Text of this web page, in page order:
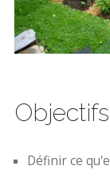
Objectifs
Définir ce